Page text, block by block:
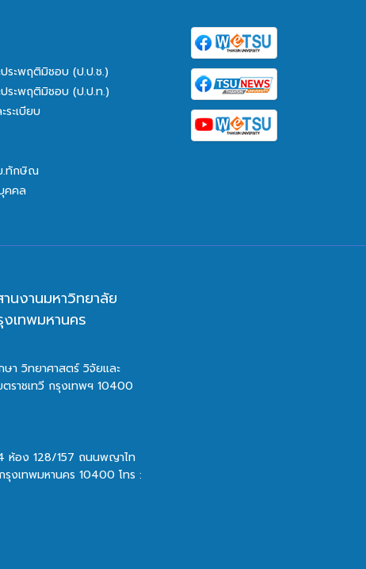
ระพฤติมิชอบ (ป.ป.ช.)
ระพฤติมิชอบ (ป.ป.ท.)
ะเบียบ
.ทักษิณ
คคล
นงานมหาวิทยาลัย
เทพมหานคร
า วิทยาศาสตร์ วิจัยและ
ราชเทวี กรุงเทพฯ 10400
ห้อง 128/157 ถนนพญาไท
งเทพมหานคร 10400 โทร :